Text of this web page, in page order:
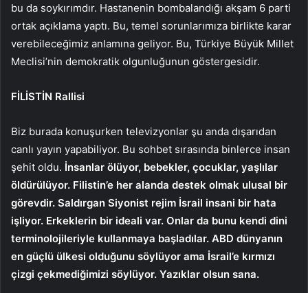
bu da soykırımdır. Hastanenin bombalandığı akşam 6 parti
ortak açıklama yaptı. Bu, temel sorunlarımıza birlikte karar
verebileceğimiz anlamına geliyor. Bu, Türkiye Büyük Millet
Meclisi’nin demokratik olgunluğunun göstergesidir.
FİLİSTİN Rallisi
Biz burada konuşurken televizyonlar şu anda dışarıdan
canlı yayın yapabiliyor. Bu sohbet sırasında binlerce insan
şehit oldu. İnsanlar ölüyor, bebekler, çocuklar, yaşlılar
öldürülüyor. Filistin’e her alanda destek olmak ulusal bir
görevdir. Saldırgan Siyonist rejim İsrail insani bir hata
işliyor. Erkeklerin bir ideali var. Onlar da bunu kendi dini
terminolojileriyle kullanmaya başladılar. ABD dünyanın
en güçlü ülkesi olduğunu söylüyor ama İsrail’e kırmızı
çizgi çekmediğimizi söylüyor. Yazıklar olsun sana.